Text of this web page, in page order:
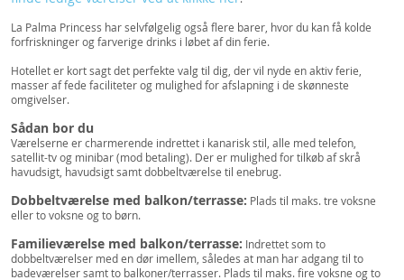
La Palma Princess har selvfølgelig også flere barer, hvor du kan få kolde
forfriskninger og farverige drinks i løbet af din ferie.
Hotellet er kort sagt det perfekte valg til dig, der vil nyde en aktiv ferie,
masser af fede faciliteter og mulighed for afslapning i de skønneste
omgivelser.
Sådan bor du
Værelserne er charmerende indrettet i kanarisk stil, alle med telefon,
satellit-tv og minibar (mod betaling). Der er mulighed for tilkøb af skrå
havudsigt, havudsigt samt dobbeltværelse til enebrug.
Dobbeltværelse med balkon/terrasse: Plads til maks. tre voksne
eller to voksne og to børn.
Familieværelse med balkon/terrasse: Indrettet som to
dobbeltværelser med en dør imellem, således at man har adgang til to
badeværelser samt to balkoner/terrasser. Plads til maks. fire voksne og to